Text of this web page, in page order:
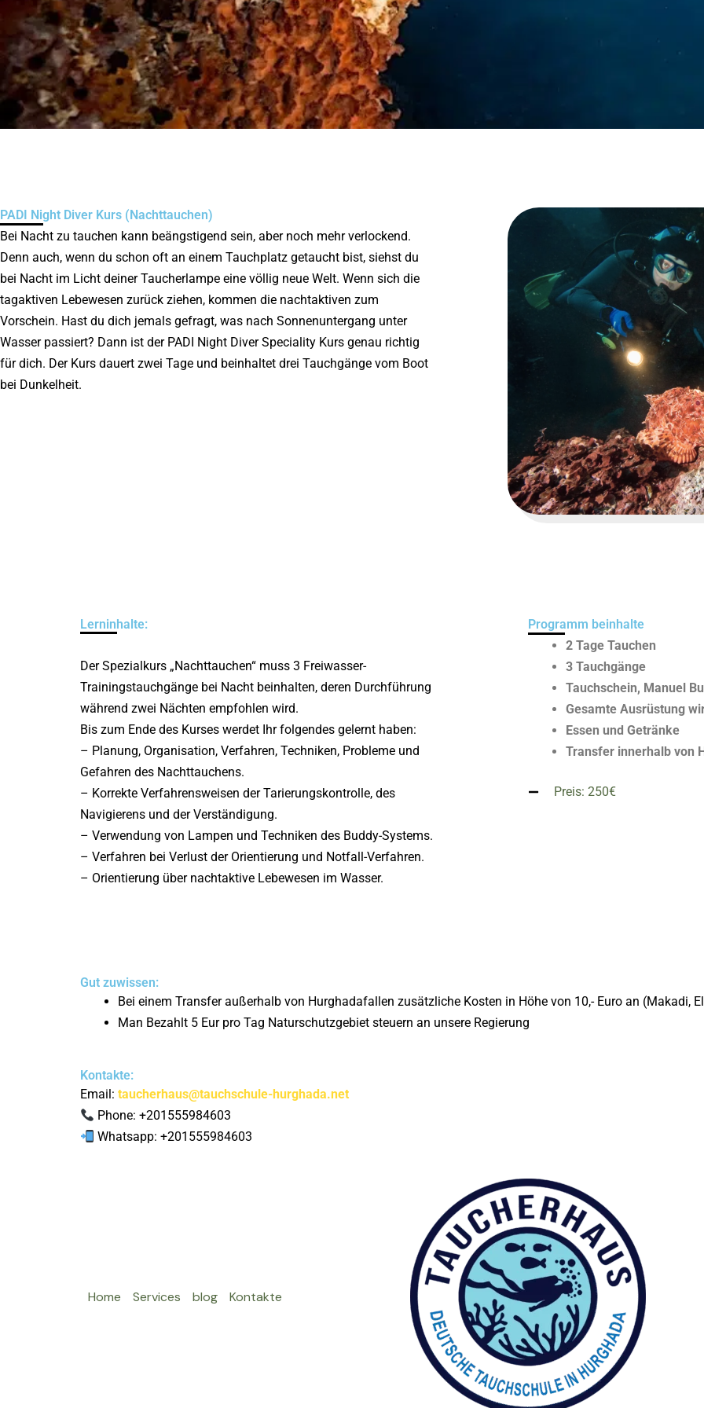
PADI Night Diver Kurs (Nachttauchen)
Bei Nacht zu tauchen kann beängstigend sein, aber noch mehr verlockend.
Denn auch, wenn du schon oft an einem Tauchplatz getaucht bist, siehst du
bei Nacht im Licht deiner Taucherlampe eine völlig neue Welt. Wenn sich die
tagaktiven Lebewesen zurück ziehen, kommen die nachtaktiven zum
Vorschein. Hast du dich jemals gefragt, was nach Sonnenuntergang unter
Wasser passiert? Dann ist der PADI Night Diver Speciality Kurs genau richtig
für dich. Der Kurs dauert zwei Tage und beinhaltet drei Tauchgänge vom Boot
bei Dunkelheit.
Lerninhalte:
Der Spezialkurs „Nachttauchen“ muss 3 Freiwasser-
Trainingstauchgänge bei Nacht beinhalten, deren Durchführung
während zwei Nächten empfohlen wird.
Bis zum Ende des Kurses werdet Ihr folgendes gelernt haben:
– Planung, Organisation, Verfahren, Techniken, Probleme und
Gefahren des Nachttauchens.
– Korrekte Verfahrensweisen der Tarierungskontrolle, des
Navigierens und der Verständigung.
– Verwendung von Lampen und Techniken des Buddy-Systems.
– Verfahren bei Verlust der Orientierung und Notfall-Verfahren.
– Orientierung über nachtaktive Lebewesen im Wasser.
Programm beinhalte
2 Tage Tauchen
3 Tauchgänge
Tauchschein, Manuel
Gesamte Ausrüstung
Essen und Getränke
Transfer innerhalb von
Preis: 250€
Gut zuwissen:
Bei einem Transfer außerhalb von Hurghadafallen zusätzliche Kosten in Höhe von 10,- Euro an (Makadi,
Man Bezahlt 5 Eur pro Tag Naturschutzgebiet steuern an unsere Regierung
Kontakte:
Email: taucherhaus@tauchschule-hurghada.net
Phone: +201555984603
Whatsapp: +201555984603
Home Services blog Kontakte